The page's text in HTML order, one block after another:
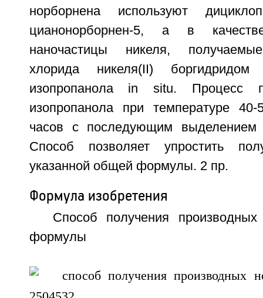
норборнена используют
цианонорборнен-5, а в
наночастицы никеля,
хлорида никеля(II)
изопропанола in situ. Процесс
изопропанола при температуре
часов с последующим выделением
Способ позволяет упростить
указанной общей формулы. 2 пр.
Формула изобретения
Способ получения
формулы